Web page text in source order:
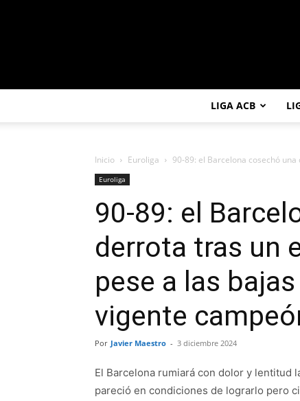
LIGA ACB
Inicio Euroliga 90-89: el Barcelona cosechó
Euroliga
90-89: el
derrota tras un
pese a las
vigente
Por Javier Maestro - 3 diciembre 2024
El Barcelona rumiará con dolor y lentitud
pareció en condiciones de lograrlo pero